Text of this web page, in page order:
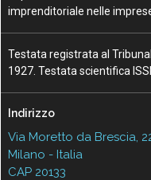
imprenditoriale nelle
Testata registrata al
1927. Testata scientifica
Indirizzo
Via Moretto da Brescia,
Milano - Italia
CAP 20133